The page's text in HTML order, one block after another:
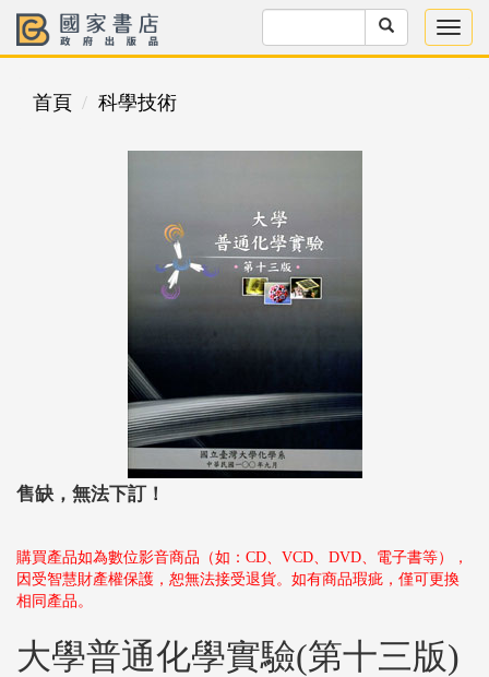
首頁 科學技術
售缺，無法下訂！
購買產品如為數位影音商品（如：CD、VCD、DVD、電子書等），
因受智慧財產權保護，恕無法接受退貨。如有商品瑕疵，僅可更換
相同產品。
大學普通化學實驗(第十三版)